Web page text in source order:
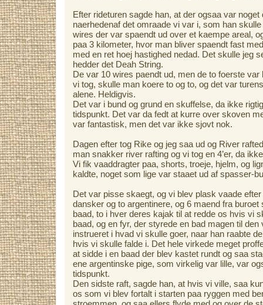
Efter rideturen sagde han, at der ogsaa var
naerhedenaf det omraade vi var i, som han
wires der var spaendt ud over et kaempe areal,
paa 3 kilometer, hvor man bliver spaendt fast
med en ret hoej hastighed nedad. Det skulle jeg
hedder det Deah String.
De var 10 wires paendt ud, men de to foerste
vi tog, skulle man koere to og to, og det var
alene. Heldigvis.
Det var i bund og grund en skuffelse, da ikke
tidspunkt. Det var da fedt at kurre over skoven
var fantastisk, men det var ikke sjovt nok.
Dagen efter tog Rike og jeg saa ud og River
man snakker river rafting og vi tog en 4’er, da
Vi fik vaaddragter paa, shorts, troeje, hjelm, og
kaldte, noget som lige var staaet ud af spasser-
Det var pisse skaegt, og vi blev plask vaade
dansker og to argentinere, og 6 maend fra
baad, to i hver deres kajak til at redde os hvis vi
baad, og en fyr, der styrede en bad magen til
instrueret i hvad vi skulle goer, naar han raabte
hvis vi skulle falde i. Det hele virkede meget
at sidde i en baad der blev kastet rundt og saa
ene argentinske pige, som virkelig var lille, var
tidspunkt.
Den sidste raft, sagde han, at hvis vi ville, saa
os som vi blev fortalt i starten paa ryggen med